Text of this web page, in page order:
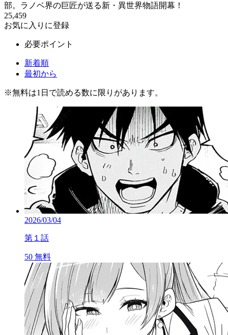
部。ラノベ界の巨匠が送る新・異世界物語開幕！
25,459
お気に入りに登録
必要ポイント
新着順
最初から
※無料は1日で読める数に限りがあります。
2026/03/04
第１話
50 無料